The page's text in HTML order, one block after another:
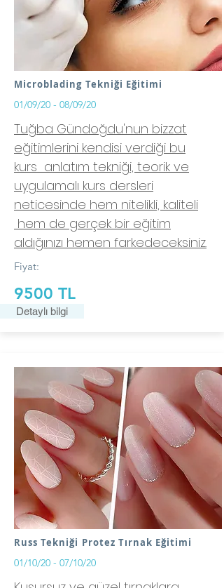
Microblading Tekniği Eğitimi
01/09/20 - 08/09/20
Tuğba Gündoğdu'nun bizzat
eğitimlerini kendisi verdiği bu
kurs anlatım tekniği, teorik ve
uygulamalı kurs dersleri
neticesinde hem nitelikli, kaliteli
hem de gerçek bir eğitim
aldığınızı hemen farkedeceksiniz.
Fiyat:
9500 TL
Detaylı bilgi
Russ Tekniği Protez Tırnak Eğitimi
01/10/20 - 07/10/20